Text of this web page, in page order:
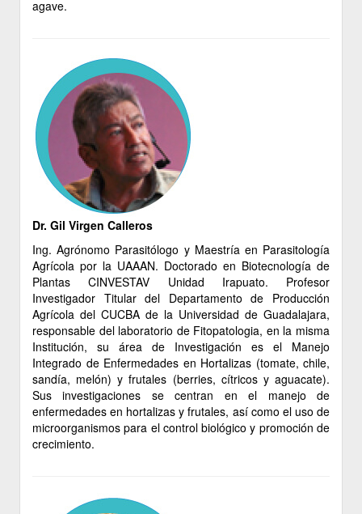
agave.
Dr. Gil Virgen Calleros
Ing. Agrónomo Parasitólogo y Maestría en Parasitología
Agrícola por la UAAAN. Doctorado en Biotecnología de
Plantas CINVESTAV Unidad Irapuato. Profesor
Investigador Titular del Departamento de Producción
Agrícola del CUCBA de la Universidad de Guadalajara,
responsable del laboratorio de Fitopatologia, en la misma
Institución, su área de Investigación es el Manejo
Integrado de Enfermedades en Hortalizas (tomate, chile,
sandía, melón) y frutales (berries, cítricos y aguacate).
Sus investigaciones se centran en el manejo de
enfermedades en hortalizas y frutales, así como el uso de
microorganismos para el control biológico y promoción de
crecimiento.